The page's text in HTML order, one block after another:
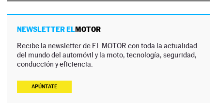
NEWSLETTER ELMOTOR
Recibe la newsletter de EL MOTOR con toda la actualidad
del mundo del automóvil y la moto, tecnología, seguridad,
conducción y eficiencia.
APÚNTATE